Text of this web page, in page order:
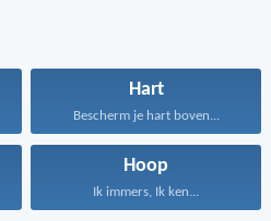
Hart
Bescherm je hart boven...
Hoop
Ik immers, Ik ken...